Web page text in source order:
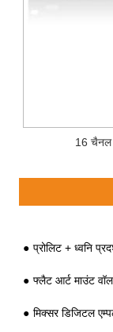
16 चैनल
प्रोलिट + ध्वनि
फ्लैट आर्ट माउंट वॉल
मिक्सर डिजिटल